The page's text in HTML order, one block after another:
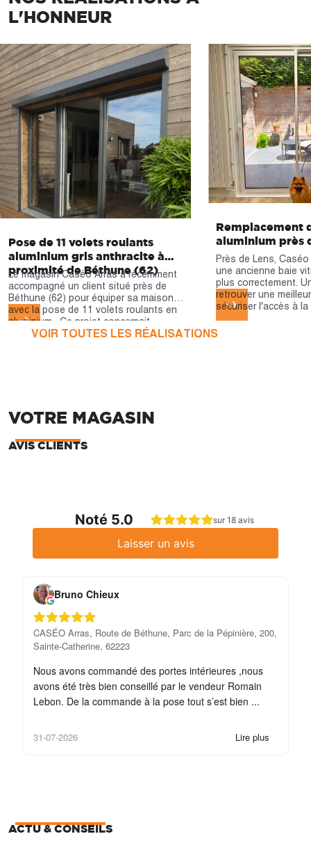
L'HONNEUR
Pose de 11 volets roulants
aluminium gris anthracite à
proximité de Béthune (62)
Le magasin Caséo Arras a récemment
accompagné un client situé près de
Béthune (62) pour équiper sa maison
avec la pose de 11 volets roulants en
aluminium. Ce projet concernait
l'ensemble des ouvertures de l’habitation,
Remplacement
aluminium près
Près de Lens,
une ancienne baie
plus correctement.
retrouver une
sécuriser l'accès à
VOIR TOUTES LES RÉALISATIONS
VOTRE MAGASIN
AVIS CLIENTS
Noté 5.0 sur 18 avis
Laisser un avis
Bruno Chieux
CASÉO Arras, Route de Béthune, Parc de la Pépinière, 200,
Sainte-Catherine, 62223
Nous avons commandé des portes intérieures ,nous
avons été très bien conseillé par le vendeur Romain
Lebon. De la commande à la pose tout s’est bien ...
31-07-2026 Lire plus
ACTU & CONSEILS